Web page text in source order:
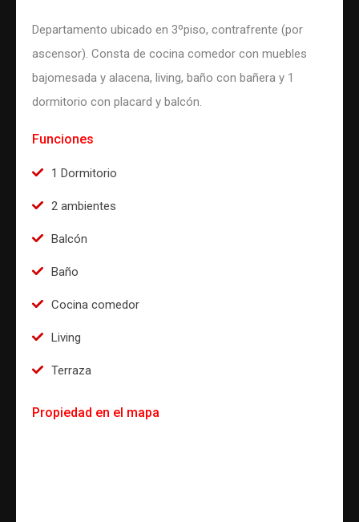
Departamento ubicado en 3ºpiso, contrafrente (por
ascensor). Consta de cocina comedor con muebles
bajomesada y alacena, living, baño con bañera y 1
dormitorio con placard y balcón.
Funciones
1 Dormitorio
2 ambientes
Balcón
Baño
Cocina comedor
Living
Terraza
Propiedad en el mapa